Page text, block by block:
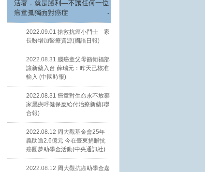
活著．就是勝利—不讓任何一位
癌童孤獨面對癌症
-
2022.09.01 搶救抗癌小鬥士 家
長盼增加醫療資源(國語日報)
2022.08.31 腦癌童父母籲衛福部
讓新藥入台 薛瑞元：昨天已核准
輸入 (中國時報)
2022.08.31 癌童對生命永不放棄
家屬疾呼健保應給付治療新藥(聯
合報)
2022.08.12 周大觀基金會25年
義助逾2.6億元 今在臺東捐贈抗
癌圓夢助學金活動(中央通訊社)
2022.08.12 周大觀抗癌助學金嘉